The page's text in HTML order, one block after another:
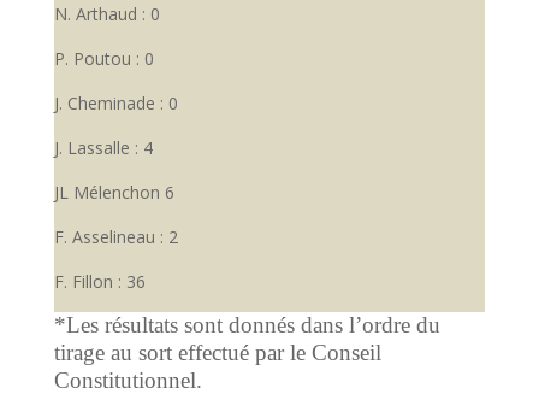
N. Arthaud : 0
P. Poutou : 0
J. Cheminade : 0
J. Lassalle : 4
JL Mélenchon 6
F. Asselineau : 2
F. Fillon : 36
*Les résultats sont donnés dans l’ordre du
tirage au sort effectué par le Conseil
Constitutionnel.